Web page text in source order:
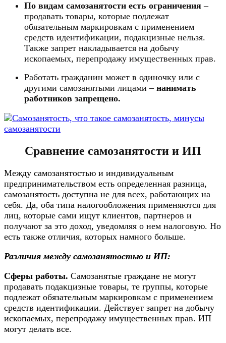
По видам самозанятости есть ограничения –
продавать товары, которые подлежат
обязательным маркировкам с применением
средств идентификации, подакцизные нельзя.
Также запрет накладывается на добычу
ископаемых, перепродажу имущественных прав.
Работать гражданин может в одиночку или с
другими самозанятыми лицами – нанимать
работников запрещено.
Сравнение самозанятости и ИП
Между самозанятостью и индивидуальным
предпринимательством есть определенная разница,
самозанятость доступна не для всех, работающих на
себя. Да, оба типа налогообложения применяются для
лиц, которые сами ищут клиентов, партнеров и
получают за это доход, уведомляя о нем налоговую. Но
есть также отличия, которых намного больше.
Различия между самозанятостью и ИП:
Сферы работы. Самозанятые граждане не могут
продавать подакцизные товары, те группы, которые
подлежат обязательным маркировкам с применением
средств идентификации. Действует запрет на добычу
ископаемых, перепродажу имущественных прав. ИП
могут делать все.